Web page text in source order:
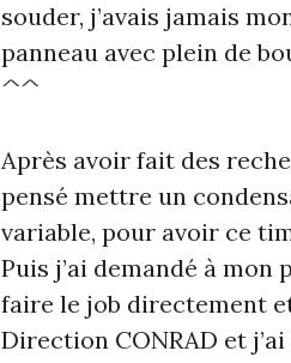
souder, j’avais jamais
panneau avec plein de
^^
Après avoir fait des
pensé mettre un
variable, pour avoir ce
Puis j’ai demandé à
faire le job directement
Direction CONRAD et